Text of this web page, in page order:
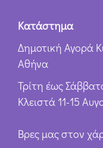
Κατάστημα
Δημοτική Αγορά
Αθήνα
Τρίτη έως
Κλειστά 11-15
Βρες μας στον